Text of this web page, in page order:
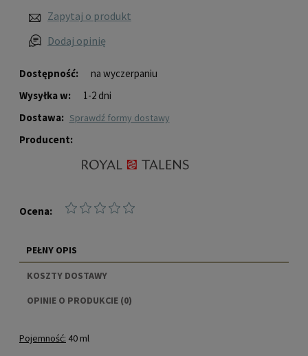
Dostępność:
na wyczerpaniu
Wysyłka w:
1-2 dni
Dostawa:
sprawdź formy dostawy
Producent:
Ocena:
Zapytaj o produkt
Dodaj opinię
PEŁNY OPIS
KOSZTY DOSTAWY
CENA NIE ZAWIERA EWENTUALNYCH KOSZTÓW
OPINIE O PRODUKCIE (0)
Pojemność: 40 ml